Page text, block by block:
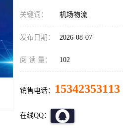
关键词： 机场物流
发布日期： 2026-08-07
阅 读 量： 102
销售电话： 15342353113
在线QQ：